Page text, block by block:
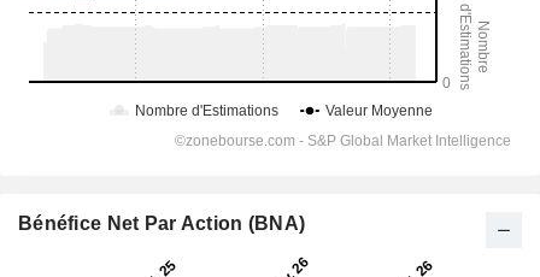
Bénéfice Net Par Action (BNA)